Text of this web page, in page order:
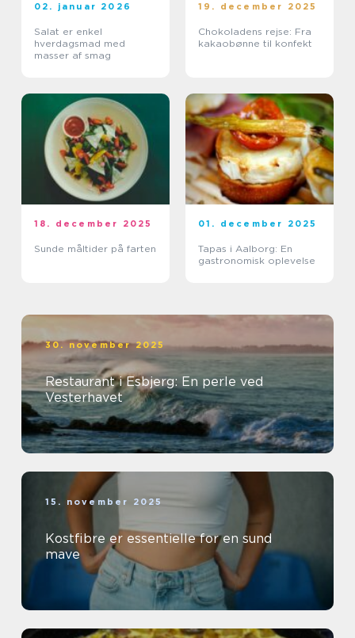
02. januar 2026
Salat er enkel
hverdagsmad med
masser af smag
19. december 2025
Chokoladens rejse: Fra
kakaobønne til konfekt
18. december 2025
Sunde måltider på farten
01. december 2025
Tapas i Aalborg: En
gastronomisk oplevelse
30. november 2025
Restaurant i Esbjerg: En perle ved
Vesterhavet
15. november 2025
Kostfibre er essentielle for en sund
mave